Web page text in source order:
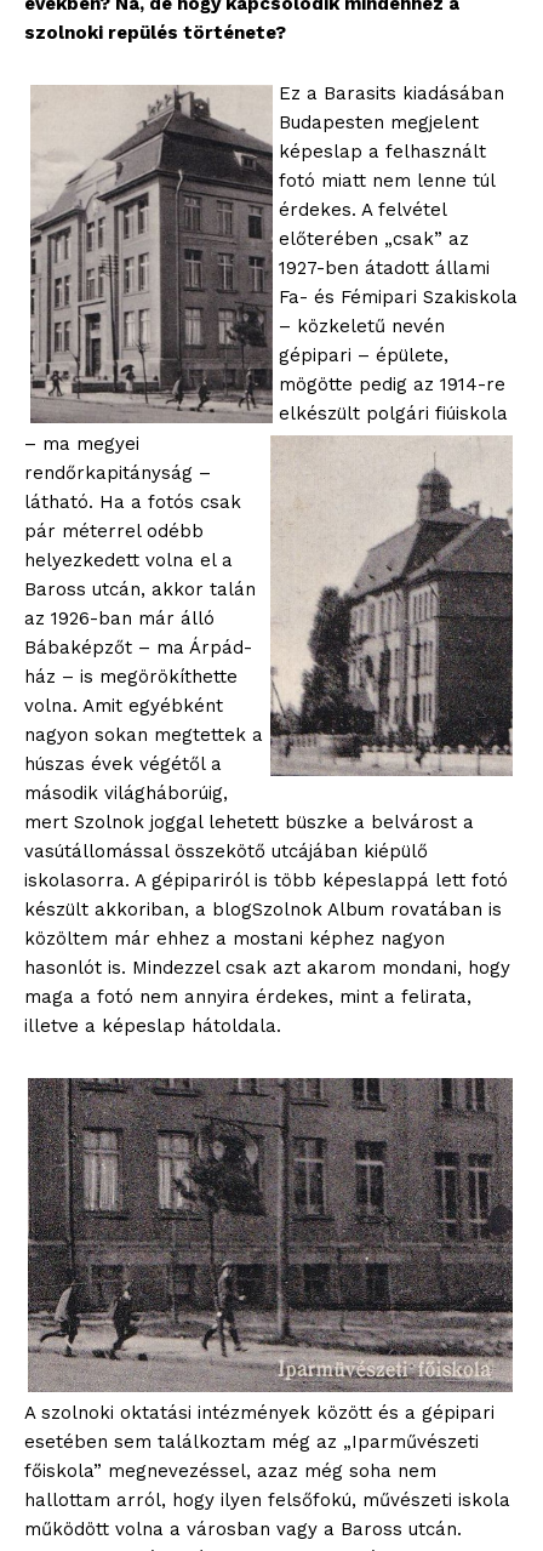
szolnoki repülés története?
Ez a Barasits kiadásában
Budapesten megjelent
képeslap a felhasznált
fotó miatt nem lenne túl
érdekes. A felvétel
előterében „csak” az
1927-ben átadott állami
Fa- és Fémipari Szakiskola
– közkeletű nevén
gépipari – épülete,
mögötte pedig az 1914-re
elkészült polgári fiúiskola
– ma megyei
rendőrkapitányság –
látható. Ha a fotós csak
pár méterrel odébb
helyezkedett volna el a
Baross utcán, akkor talán
az 1926-ban már álló
Bábaképzőt – ma Árpád-
ház – is megörökíthette
volna. Amit egyébként
nagyon sokan megtettek a
húszas évek végétől a
második világháborúig,
mert Szolnok joggal lehetett büszke a belvárost a
vasútállomással összekötő utcájában kiépülő
iskolasorra. A gépipariról is több képeslappá lett fotó
készült akkoriban, a blogSzolnok Album rovatában is
közöltem már ehhez a mostani képhez nagyon
hasonlót is. Mindezzel csak azt akarom mondani, hogy
maga a fotó nem annyira érdekes, mint a felirata,
illetve a képeslap hátoldala.
A szolnoki oktatási intézmények között és a gépipari
esetében sem találkoztam még az „Iparművészeti
főiskola” megnevezéssel, azaz még soha nem
hallottam arról, hogy ilyen felsőfokú, művészeti iskola
működött volna a városban vagy a Baross utcán.